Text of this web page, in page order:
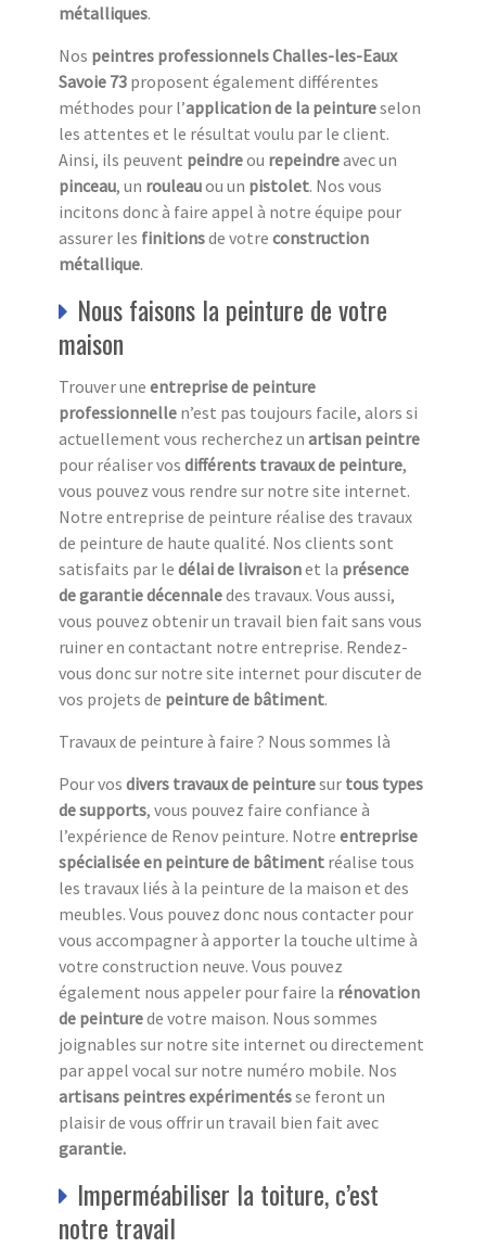
métalliques.
Nos peintres professionnels Challes-les-Eaux
Savoie 73 proposent également différentes
méthodes pour l’application de la peintureselon
les attentes et le résultat voulu par le client.
Ainsi, ils peuvent peindreou repeindreavec un
pinceau, un rouleauou un pistolet. Nos vous
incitons donc à faire appel à notre équipe pour
assurer les finitionsde votre construction
métallique.
Nous faisons la peinture de votre
maison
Trouver une entreprise de peinture
professionnelle n’est pas toujours facile, alors si
actuellement vous recherchez un artisan peintre
pour réaliser vos différents travaux de peinture,
vous pouvez vous rendre sur notre site internet.
Notre entreprise de peinture réalise des travaux
de peinture de haute qualité. Nos clients sont
satisfaits par le délai de livraisonet la présence
de garantie décennaledes travaux. Vous aussi,
vous pouvez obtenir un travail bien fait sans vous
ruiner en contactant notre entreprise. Rendez-
vous donc sur notre site internet pour discuter de
vos projets de peinture de bâtiment.
Travaux de peinture à faire ? Nous sommes là
Pour vos divers travaux de peinturesur tous types
de supports, vous pouvez faire confiance à
l’expérience de Renov peinture. Notre entreprise
spécialisée en peinture de bâtiment réalise tous
les travaux liés à la peinture de la maison et des
meubles. Vous pouvez donc nous contacter pour
vous accompagner à apporter la touche ultime à
votre construction neuve. Vous pouvez
également nous appeler pour faire la rénovation
de peinturede votre maison. Nous sommes
joignables sur notre site internet ou directement
par appel vocal sur notre numéro mobile. Nos
artisans peintres expérimentésse feront un
plaisir de vous offrir un travail bien fait avec
garantie.
Imperméabiliser la toiture, c’est
notre travail